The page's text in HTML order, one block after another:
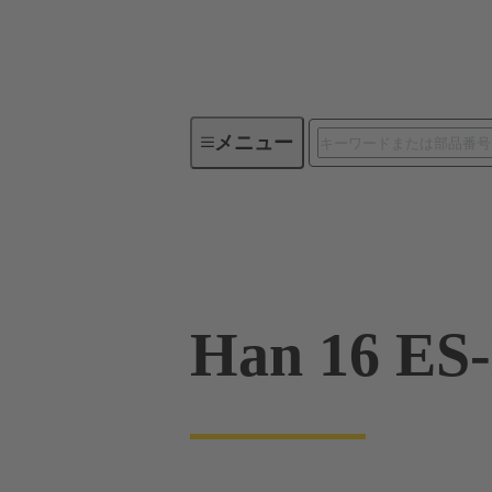
メニュー産業用コネクタ / Han®
Han 16